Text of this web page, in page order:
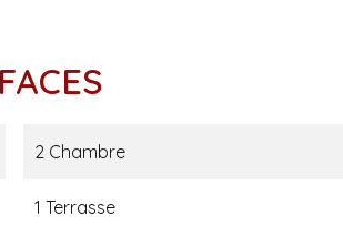
2 Chambre
1 Terrasse